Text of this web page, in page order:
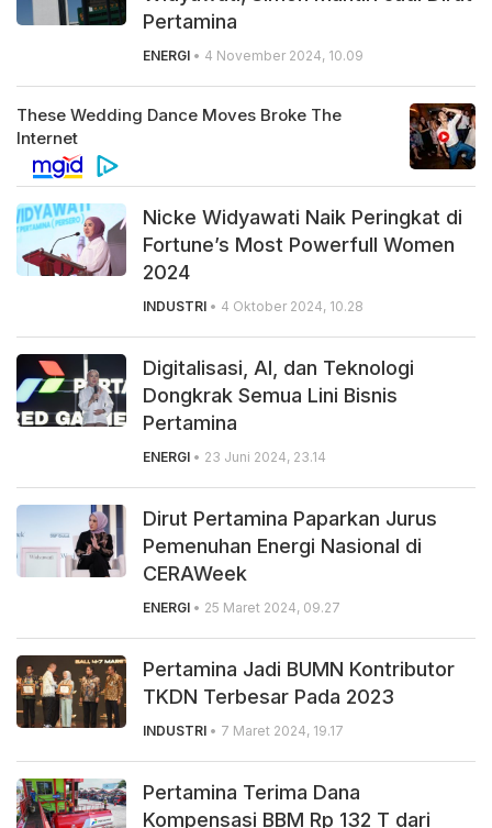
Pertamina
ENERGI • 4 November 2024, 10.09
Nicke Widyawati Naik Peringkat di
Fortune’s Most Powerfull Women
2024
INDUSTRI • 4 Oktober 2024, 10.28
Digitalisasi, AI, dan Teknologi
Dongkrak Semua Lini Bisnis
Pertamina
ENERGI • 23 Juni 2024, 23.14
Dirut Pertamina Paparkan Jurus
Pemenuhan Energi Nasional di
CERAWeek
ENERGI • 25 Maret 2024, 09.27
Pertamina Jadi BUMN Kontributor
TKDN Terbesar Pada 2023
INDUSTRI • 7 Maret 2024, 19.17
Pertamina Terima Dana
Kompensasi BBM Rp 132 T dari